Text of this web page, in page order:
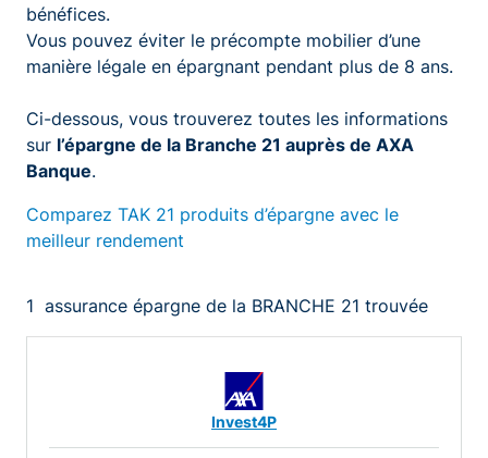
bénéfices.
Vous pouvez éviter le précompte mobilier d’une
manière légale en épargnant pendant plus de 8 ans.
Ci-dessous, vous trouverez toutes les informations
sur l’épargne de la Branche 21 auprès de AXA
Banque.
Comparez TAK 21 produits d’épargne avec le
meilleur rendement
1 assurance épargne de la BRANCHE 21 trouvée
Invest4P